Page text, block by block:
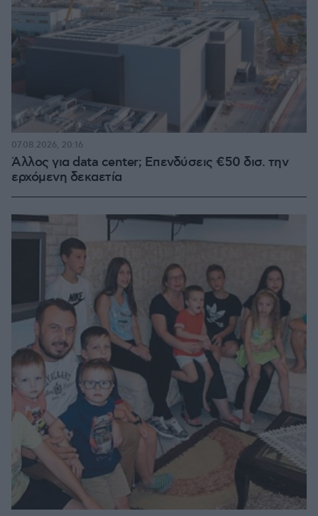
Άλλος για data center; Επενδύσεις €50 δισ. την
ερχόμενη δεκαετία
07.08.2026, 20:16